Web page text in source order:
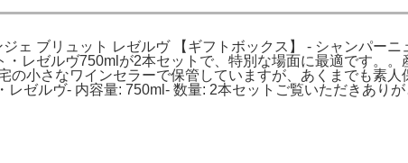
ェ ブリュット レゼルヴ 【ギフトボックス】 - シャンパーニ
レゼルヴ750mlが2本セットで、特別な場面に最適です。。産
小さなワインセラーで保管していますが、あくまでも素人
ゼルヴ- 内容量: 750ml- 数量: 2本セットご覧いただきあり